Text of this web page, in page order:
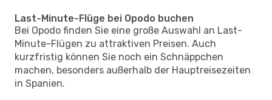
Last-Minute-Flüge bei Opodo buchen
Bei Opodo finden Sie eine große Auswahl an Last-
Minute-Flügen zu attraktiven Preisen. Auch
kurzfristig können Sie noch ein Schnäppchen
machen, besonders außerhalb der Hauptreisezeiten
in Spanien.